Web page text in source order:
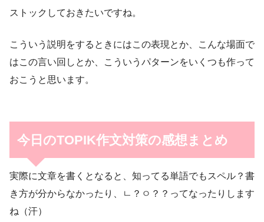
ストックしておきたいですね。
こういう説明をするときにはこの表現とか、こんな場面で
はこの言い回しとか、こういうパターンをいくつも作って
おこうと思います。
今日のTOPIK作文対策の感想まとめ
実際に文章を書くとなると、知ってる単語でもスペル？書
き方が分からなかったり、ㄴ？ㅇ？？ってなったりします
ね（汗）